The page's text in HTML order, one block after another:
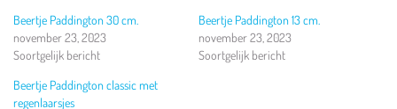
Beertje Paddington 30 cm.
november 23, 2023
Soortgelijk bericht
Beertje Paddington 13 cm.
november 23, 2023
Soortgelijk bericht
Beertje Paddington classic met
regenlaarsjes